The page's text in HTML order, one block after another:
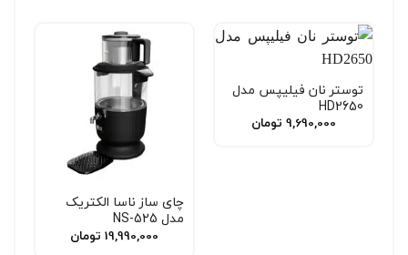
توستر نان فیلیپس مدل
HD2650
9,690,000 تومان
چای ساز ناسا الکتریک
مدل NS-525
19,990,000 تومان